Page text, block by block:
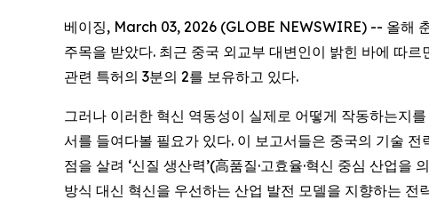
베이징, March 03, 2026 (GLOBE NEWSWIRE) -- 올해
주목을 받았다. 최근 중국 외교부 대변인이 밝힌 바에 따
관련 특허의 3분의 2를 보유하고 있다.
그러나 이러한 혁신 역동성이 실제로 어떻게 작동하는지
서를 들여다볼 필요가 있다. 이 보고서들은 중국의 기술
점을 살려 ‘신질 생산력’(高품질·고효율·혁신 중심 산업
방식 대신 혁신을 우선하는 산업 발전 모델을 지향하는 전